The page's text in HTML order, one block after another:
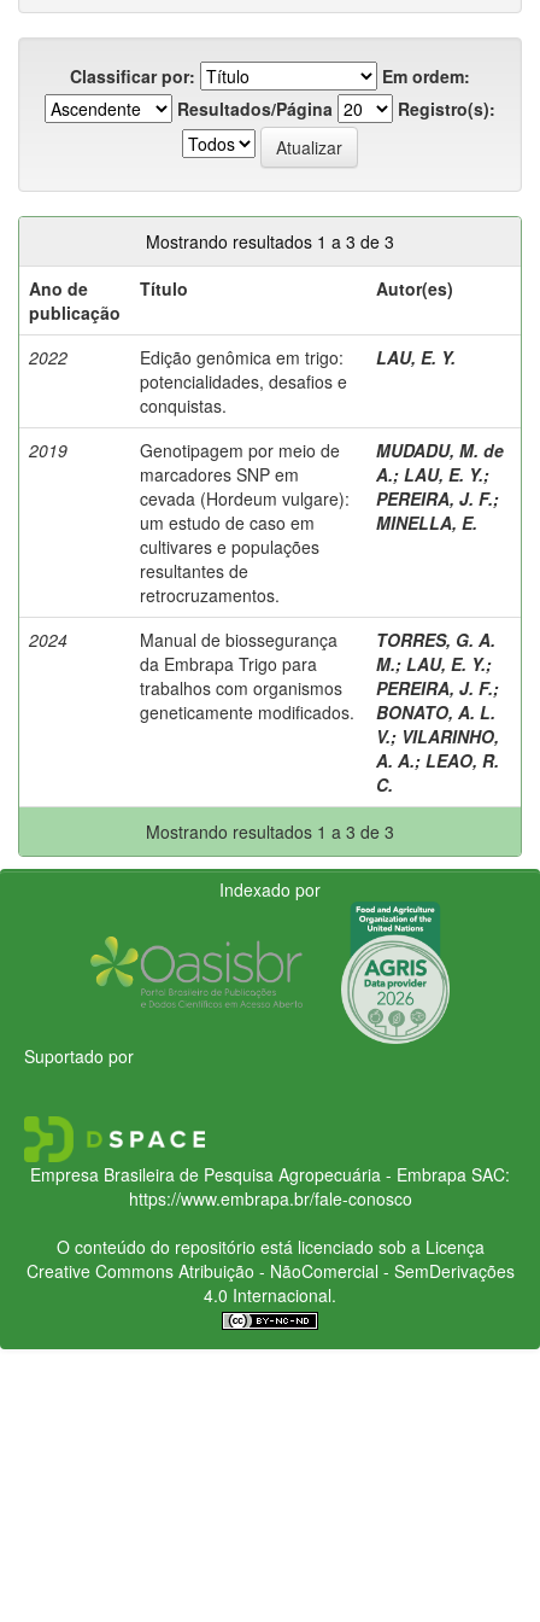
Classificar por:
Em ordem:
Resultados/Página
Registro(s):
Mostrando resultados 1 a 3 de 3
Ano de
publicação
Título Autor(es)
2022
Edição genômica em trigo:
potencialidades, desafios e
conquistas.
LAU, E. Y.
2019
Genotipagem por meio de
marcadores SNP em
cevada (Hordeum vulgare):
um estudo de caso em
cultivares e populações
resultantes de
retrocruzamentos.
MUDADU, M. de
A.; LAU, E. Y.;
PEREIRA, J. F.;
MINELLA, E.
2024
Manual de biossegurança
da Embrapa Trigo para
trabalhos com organismos
geneticamente modificados.
TORRES, G. A.
M.; LAU, E. Y.;
PEREIRA, J. F.;
BONATO, A. L.
V.; VILARINHO,
A. A.; LEAO, R.
C.
Mostrando resultados 1 a 3 de 3
Indexado por
Suportado por
Empresa Brasileira de Pesquisa Agropecuária - Embrapa SAC:
https://www.embrapa.br/fale-conosco
O conteúdo do repositório está licenciado sob a Licença
Creative CommonsAtribuição - NãoComercial - SemDerivações
4.0 Internacional.